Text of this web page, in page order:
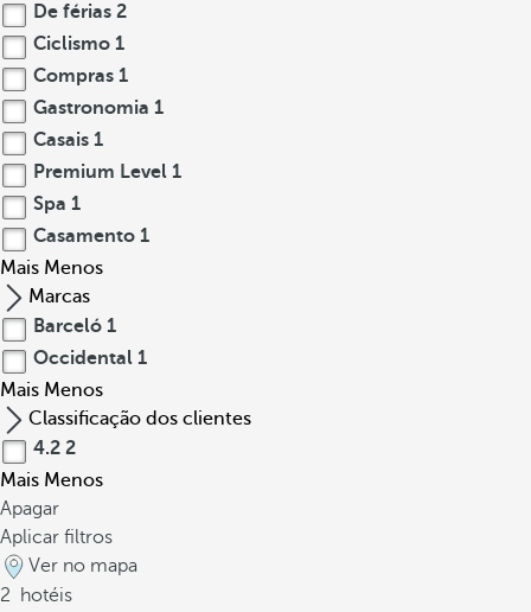
De férias 2
Ciclismo 1
Compras 1
Gastronomia 1
Casais 1
Premium Level 1
Spa 1
Casamento 1
Mais Menos
Marcas
Barceló 1
Occidental 1
Mais Menos
Classificação dos clientes
4.2 2
Mais Menos
Apagar
Aplicar filtros
Ver no mapa
2
hotéis